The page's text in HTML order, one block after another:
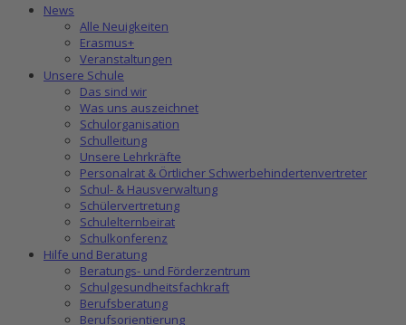
News
Alle Neuigkeiten
Erasmus+
Veranstaltungen
Unsere Schule
Das sind wir
Was uns auszeichnet
Schulorganisation
Schulleitung
Unsere Lehrkräfte
Personalrat & Örtlicher Schwerbehindertenvertreter
Schul- & Hausverwaltung
Schülervertretung
Schulelternbeirat
Schulkonferenz
Hilfe und Beratung
Beratungs- und Förderzentrum
Schulgesundheitsfachkraft
Berufsberatung
Berufsorientierung